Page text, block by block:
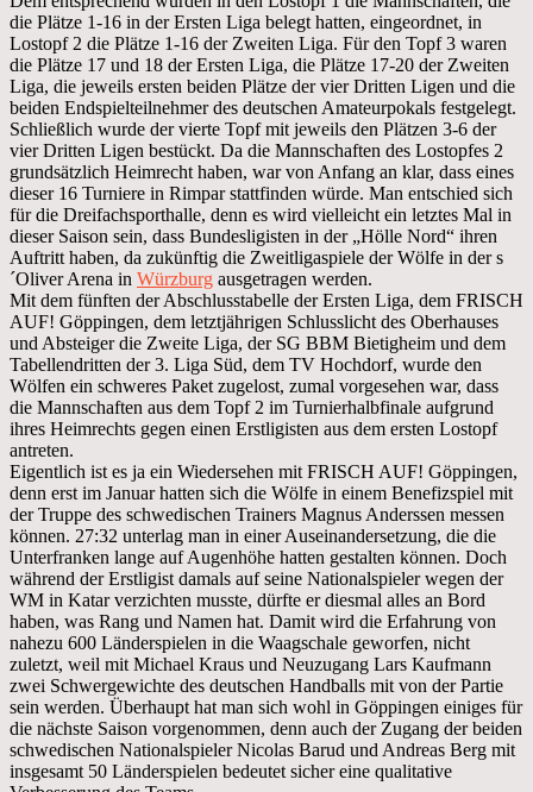
die Plätze 1-16 in der Ersten Liga belegt hatten, eingeordnet, in
Lostopf 2 die Plätze 1-16 der Zweiten Liga. Für den Topf 3 waren
die Plätze 17 und 18 der Ersten Liga, die Plätze 17-20 der Zweiten
Liga, die jeweils ersten beiden Plätze der vier Dritten Ligen und die
beiden Endspielteilnehmer des deutschen Amateurpokals festgelegt.
Schließlich wurde der vierte Topf mit jeweils den Plätzen 3-6 der
vier Dritten Ligen bestückt. Da die Mannschaften des Lostopfes 2
grundsätzlich Heimrecht haben, war von Anfang an klar, dass eines
dieser 16 Turniere in Rimpar stattfinden würde. Man entschied sich
für die Dreifachsporthalle, denn es wird vielleicht ein letztes Mal in
dieser Saison sein, dass Bundesligisten in der „Hölle Nord“ ihren
Auftritt haben, da zukünftig die Zweitligaspiele der Wölfe in der s
´Oliver Arena in Würzburg ausgetragen werden.
Mit dem fünften der Abschlusstabelle der Ersten Liga, dem FRISCH
AUF! Göppingen, dem letztjährigen Schlusslicht des Oberhauses
und Absteiger die Zweite Liga, der SG BBM Bietigheim und dem
Tabellendritten der 3. Liga Süd, dem TV Hochdorf, wurde den
Wölfen ein schweres Paket zugelost, zumal vorgesehen war, dass
die Mannschaften aus dem Topf 2 im Turnierhalbfinale aufgrund
ihres Heimrechts gegen einen Erstligisten aus dem ersten Lostopf
antreten.
Eigentlich ist es ja ein Wiedersehen mit FRISCH AUF! Göppingen,
denn erst im Januar hatten sich die Wölfe in einem Benefizspiel mit
der Truppe des schwedischen Trainers Magnus Anderssen messen
können. 27:32 unterlag man in einer Auseinandersetzung, die die
Unterfranken lange auf Augenhöhe hatten gestalten können. Doch
während der Erstligist damals auf seine Nationalspieler wegen der
WM in Katar verzichten musste, dürfte er diesmal alles an Bord
haben, was Rang und Namen hat. Damit wird die Erfahrung von
nahezu 600 Länderspielen in die Waagschale geworfen, nicht
zuletzt, weil mit Michael Kraus und Neuzugang Lars Kaufmann
zwei Schwergewichte des deutschen Handballs mit von der Partie
sein werden. Überhaupt hat man sich wohl in Göppingen einiges für
die nächste Saison vorgenommen, denn auch der Zugang der beiden
schwedischen Nationalspieler Nicolas Barud und Andreas Berg mit
insgesamt 50 Länderspielen bedeutet sicher eine qualitative